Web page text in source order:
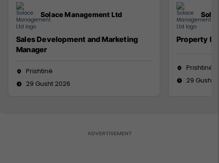
Solace Management Ltd
Sales Development and Marketing
Manager
Prishtinë
29 Gusht 2026
Property
Prishtinë
29 Gusht